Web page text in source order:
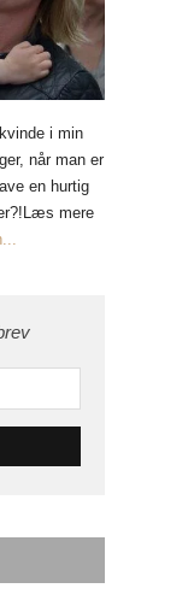
i min
når man er
en hurtig
mere